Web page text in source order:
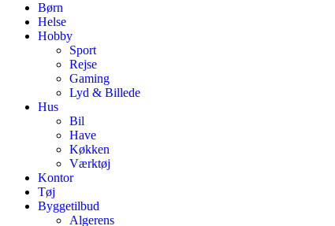
Børn
Helse
Hobby
Sport
Rejse
Gaming
Lyd & Billede
Hus
Bil
Have
Køkken
Værktøj
Kontor
Tøj
Byggetilbud
Algerens